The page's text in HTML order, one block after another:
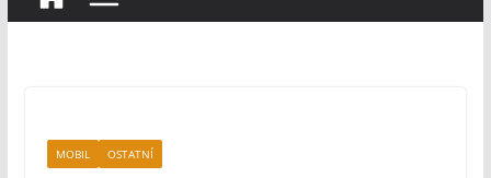
MOBIL OSTATNÍ